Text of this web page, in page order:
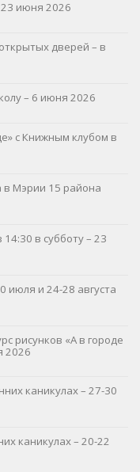
июня 2026
дверей – в
– 6 июня 2026
с Книжным клубом в
в Мэрии 15 района
в субботу – 23
июля и 24-28 августа
рисунков «А в городе
2026
каникулах – 27-30
каникулах – 20-22